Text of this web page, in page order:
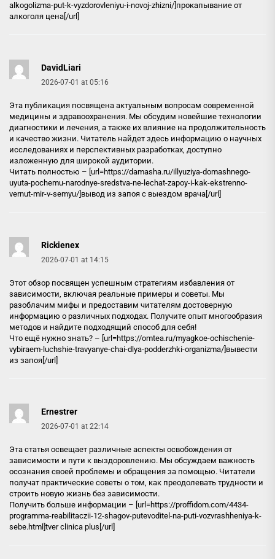
alkogolizma-put-k-vyzdorovleniyu-i-novoj-zhizni/]прокапывание от
алкоголя цена[/url]
DavidLiari
2026-07-01 at 05:16
Эта публикация посвящена актуальным вопросам современной
медицины и здравоохранения. Мы обсудим новейшие технологии
диагностики и лечения, а также их влияние на продолжительность
и качество жизни. Читатель найдет здесь информацию о научных
исследованиях и перспективных разработках, доступно
изложенную для широкой аудитории.
Читать полностью – [url=https://damasha.ru/illyuziya-domashnego-
uyuta-pochemu-narodnye-sredstva-ne-lechat-zapoy-i-kak-ekstrenno-
vernut-mir-v-semyu/]вывод из запоя с выездом врача[/url]
Rickienex
2026-07-01 at 14:15
Этот обзор посвящен успешным стратегиям избавления от
зависимости, включая реальные примеры и советы. Мы
разоблачим мифы и предоставим читателям достоверную
информацию о различных подходах. Получите опыт многообразия
методов и найдите подходящий способ для себя!
Что ещё нужно знать? – [url=https://omtea.ru/myagkoe-ochischenie-
vybiraem-luchshie-travyanye-chai-dlya-podderzhki-organizma/]вывести
из запоя[/url]
Ernestrer
2026-07-01 at 22:14
Эта статья освещает различные аспекты освобождения от
зависимости и пути к выздоровлению. Мы обсуждаем важность
осознания своей проблемы и обращения за помощью. Читатели
получат практические советы о том, как преодолевать трудности и
строить новую жизнь без зависимости.
Получить больше информации – [url=https://proffidom.com/4434-
programma-reabilitaczii-12-shagov-putevoditel-na-puti-vozvrashheniya-k-
sebe.html]tver clinica plus[/url]